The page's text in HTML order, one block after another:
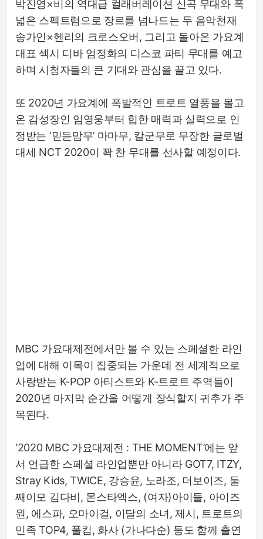
박진영×비의 역대급 컬래버레이션 신곡 무대와 폭
넓은 스펙트럼으로 장르를 넘나드는 두 음악천재
송가인×헨리의 크로스오버, 그리고 돌아온 가요계
대표 섹시 디바 엄정화의 디스코 파티 무대를 예고
하며 시청자들의 큰 기대와 관심을 끌고 있다.
또 2020년 가요계에 폭발적인 트로트 열풍을 몰고
온 감성장인 임영웅부터 힙한 매력과 실력으로 인
정받는 ‘믿듣맘무’ 마마무, 칼군무로 무장한 글로벌
대세 NCT 2020이 꽉 찬 무대를 선사할 예정이다.
MBC 가요대제전에서만 볼 수 있는 스페셜한 라인
업에 대해 이목이 집중되는 가운데 전 세계적으로
사랑받는 K-POP 아티스트와 K-트로트 주역들이
2020년 마지막 순간을 어떻게 장식할지 귀추가 주
목된다.
‘2020 MBC 가요대제전 : THE MOMENT’에는 앞
서 언급한 스페셜 라인업뿐만 아니라 GOT7, ITZY,
Stray Kids, TWICE, 강승윤, 노라조, 더보이즈, 둘
째이모 김다비, 몬스타엑스, (여자)아이들, 아이즈
원, 에스파, 오마이걸, 이달의 소녀, 제시, 트로트의
민족 TOP4, 폴킴, 화사 (가나다순) 등도 함께 출연